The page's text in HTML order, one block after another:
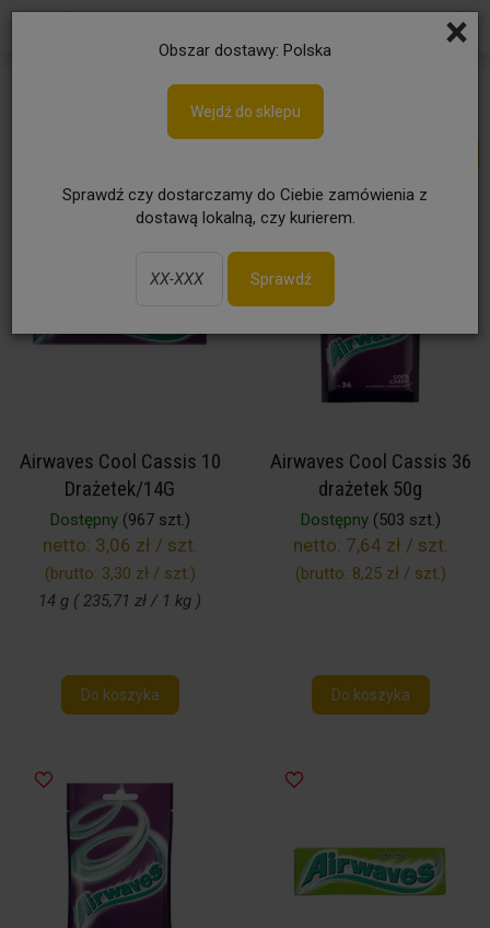
×
Obszar dostawy: Polska
Wejdź do sklepu
Sprawdź czy dostarczamy do Ciebie zamówienia z
dostawą lokalną, czy kurierem.
Sprawdź
Gumy do żucia
Airwaves Cool Cassis 10
Drażetek/14G
Dostępny(967 szt.)
netto: 3,06 zł / szt.
(brutto: 3,30 zł / szt.)
14 g ( 235,71 zł / 1 kg )
Do koszyka
Airwaves Cool Cassis 36
drażetek 50g
Dostępny(503 szt.)
netto: 7,64 zł / szt.
(brutto: 8,25 zł / szt.)
Do koszyka